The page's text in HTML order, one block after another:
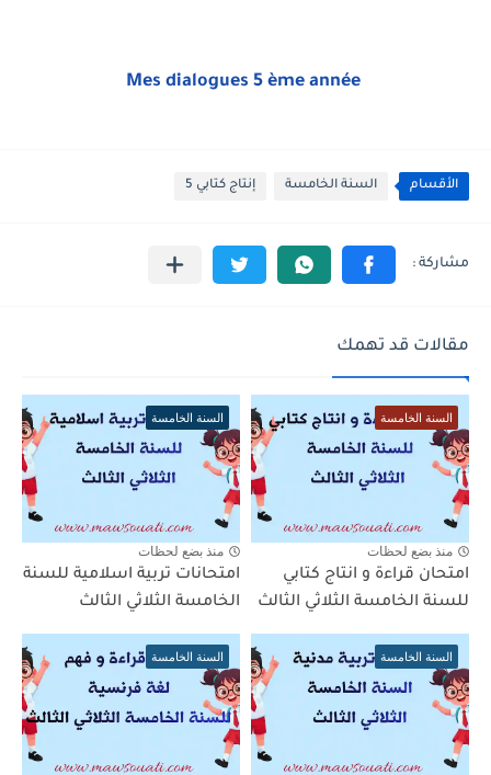
Mes dialogues 5 ème année
الأقسام السنة الخامسة إنتاج كتابي 5
مقالات قد تهمك
السنة الخامسة
منذ بضع لحظات
امتحان قراءة و انتاج كتابي
للسنة الخامسة الثلاثي الثالث
السنة الخامسة
منذ بضع لحظات
امتحانات تربية اسلامية للسنة
الخامسة الثلاثي الثالث
السنة الخامسة السنة الخامسة